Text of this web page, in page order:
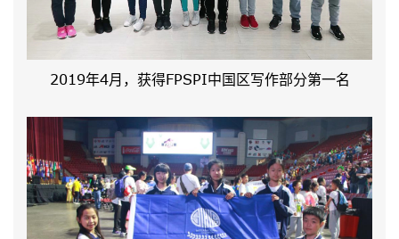
2019年4月，获得FPSPI中国区写作部分第一名